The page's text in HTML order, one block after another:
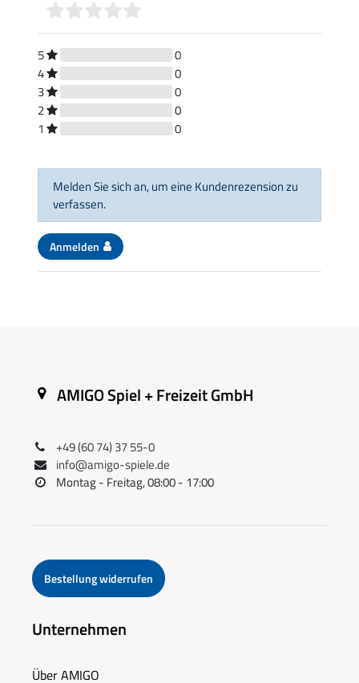
5
0
4
0
3
0
2
0
1
0
Melden Sie sich an, um eine Kundenrezension zu
verfassen.
Anmelden
AMIGO Spiel + Freizeit GmbH
+49 (60 74) 37 55-0
info@amigo-spiele.de
Montag - Freitag, 08:00 - 17:00
Bestellung widerrufen
Unternehmen
Über AMIGO